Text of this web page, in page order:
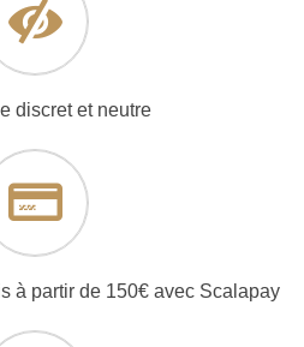
discret et neutre
à partir de 150€ avec Scalapay